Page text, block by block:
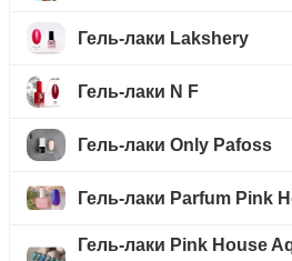
Гель-лаки Lakshery
Гель-лаки N F
Гель-лаки Only Pafoss
Гель-лаки Parfum Pink
Гель-лаки Pink House